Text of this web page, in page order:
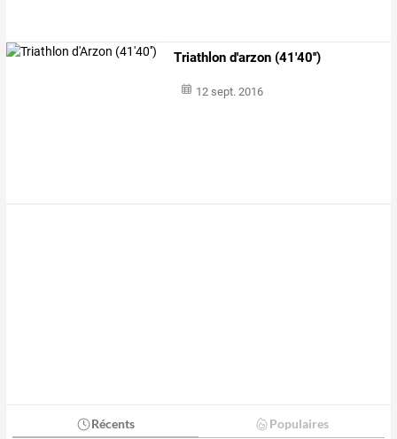
Triathlon d'arzon (41'40'')
12 sept. 2016
Récents Populaires